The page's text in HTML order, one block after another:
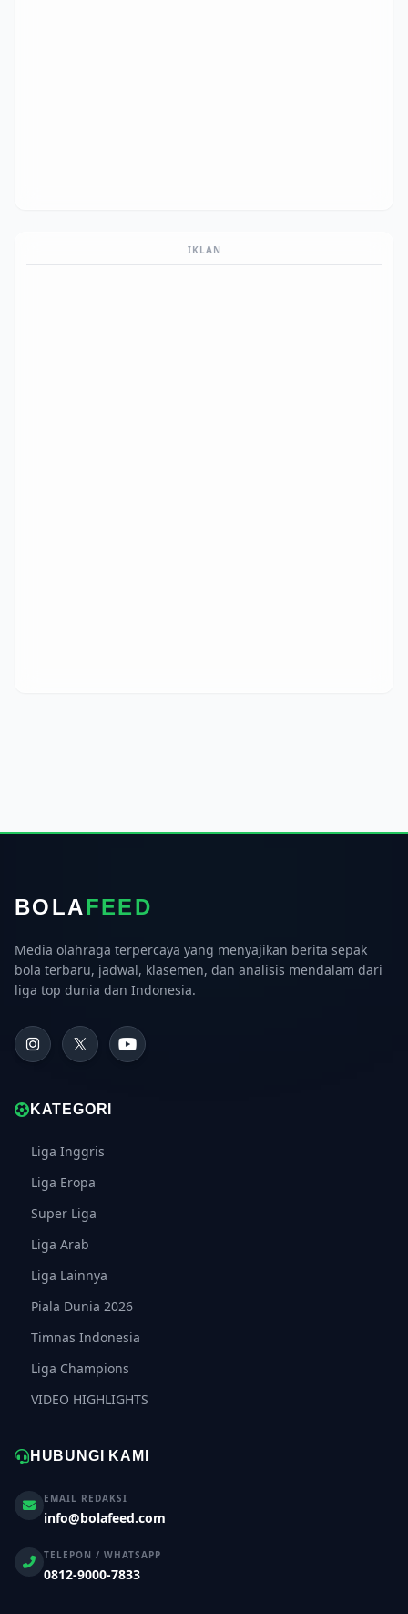
IKLAN
BOLAFEED
Media olahraga terpercaya yang menyajikan berita sepak
bola terbaru, jadwal, klasemen, dan analisis mendalam dari
liga top dunia dan Indonesia.
KATEGORI
Liga Inggris
Liga Eropa
Super Liga
Liga Arab
Liga Lainnya
Piala Dunia 2026
Timnas Indonesia
Liga Champions
VIDEO HIGHLIGHTS
HUBUNGI KAMI
EMAIL REDAKSI
info@bolafeed.com
TELEPON / WHATSAPP
0812-9000-7833